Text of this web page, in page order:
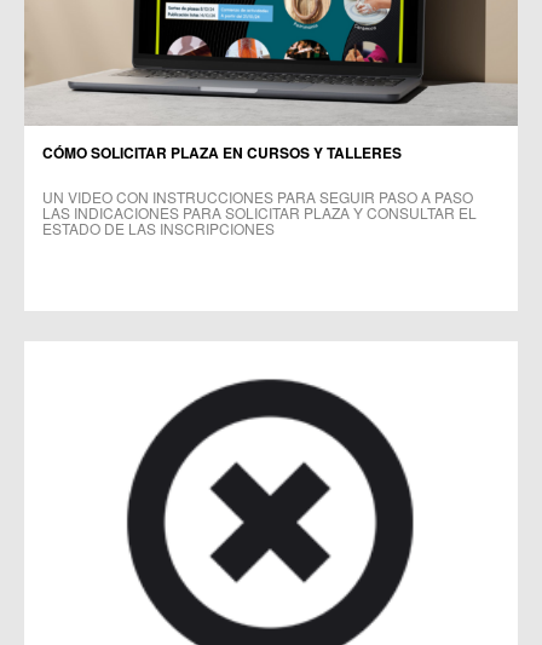
CÓMO SOLICITAR PLAZA EN CURSOS Y TALLERES
UN VIDEO CON INSTRUCCIONES PARA SEGUIR PASO A PASO
LAS INDICACIONES PARA SOLICITAR PLAZA Y CONSULTAR EL
ESTADO DE LAS INSCRIPCIONES